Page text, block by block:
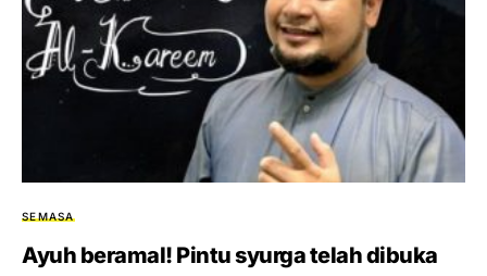
SEMASA
Ayuh beramal! Pintu syurga telah dibuka